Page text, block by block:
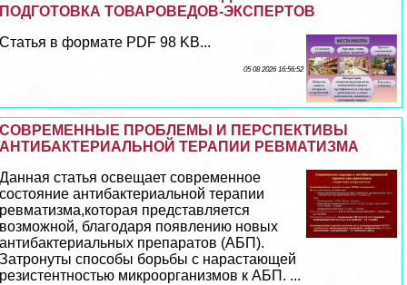
ПОДГОТОВКА ТОВАРОВЕДОВ-ЭКСПЕРТОВ
Статья в формате PDF 98 KB...
05 08 2026 16:56:52
СОВРЕМЕННЫЕ ПРОБЛЕМЫ И ПЕРСПЕКТИВЫ
АНТИБАКТЕРИАЛЬНОЙ ТЕРАПИИ РЕВМАТИЗМА
Данная статья освещает современное
состояние антибактериальной терапии
ревматизма,которая представляется
возможной, благодаря появлению новых
антибактериальных препаратов (АБП).
Затронуты способы борьбы с нарастающей
резистентностью микроорганизмов к АБП. ...